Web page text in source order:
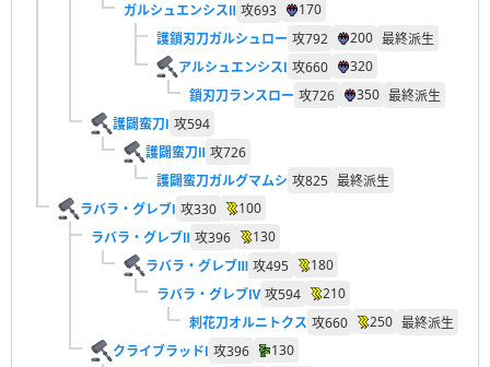
ガルシュエンシスⅡ 攻693
170
護鎖刃刀ガルシュロー 攻792 200 最終派生
アルシュエンシスⅠ 攻660
320
鎖刃刀ランスロー 攻726 350 最終派生
護闢蛮刀Ⅰ 攻594
護闢蛮刀Ⅱ 攻726
護闢蛮刀ガルグマムシ 攻825 最終派生
ラバラ・グレブⅠ 攻330
100
ラバラ・グレブⅡ 攻396
130
ラバラ・グレブⅢ 攻495
180
ラバラ・グレブⅣ 攻594
210
刺花刀オルニトクス 攻660 250 最終派生
クライブラッドⅠ 攻396
130